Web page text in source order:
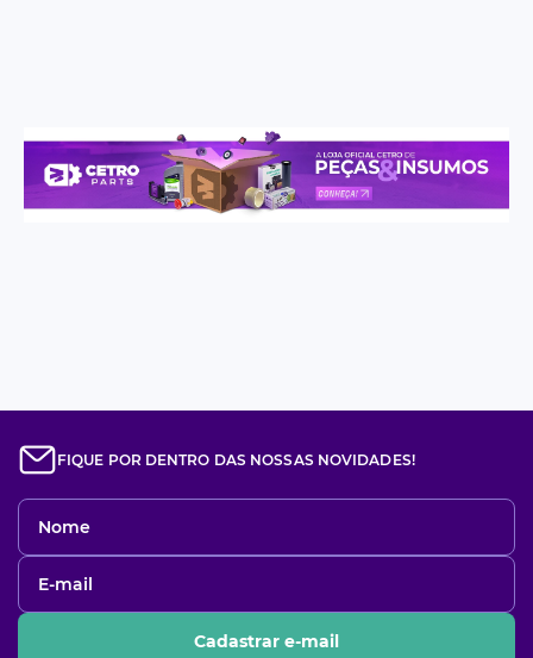
FIQUE POR DENTRO DAS NOSSAS NOVIDADES!
Cadastrar e-mail